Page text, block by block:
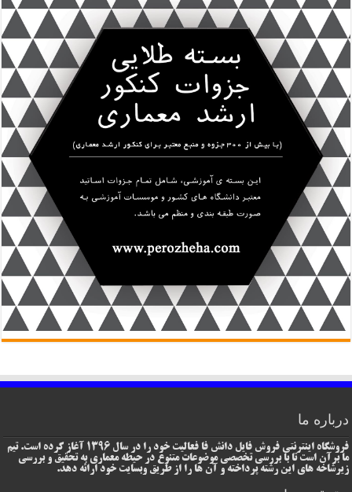
درباره ما
فروشگاه اینترنتی فروش فایل دانش فا فعالیت خود را در سال 1396 آغاز کرده است. تیم
ما برآن است تا با بررسی تخصصی موضوعات متنوع در حیطه معماری به تحقیق و بررسی
زیرشاخه های این رشته پرداخته و آن ها را از طریق وبسایت خود ارائه دهد.